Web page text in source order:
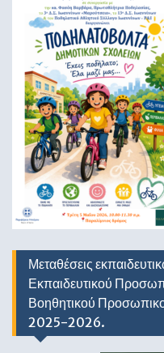
Μεταθέσεις
Εκπαιδευτικού
Βοηθητικού
2025-2026.